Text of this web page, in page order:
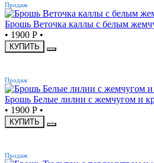
Продаж
Брошь Веточка каллы с белым
• 1900 Р •
КУПИТЬ
Продаж
Брошь Белые лилии с жемчугом и
• 1900 Р •
КУПИТЬ
Продаж